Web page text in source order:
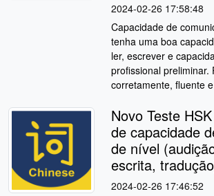
2024-02-26 17:58:48
Capacidade de
tenha uma boa
ler, escrever e
profissional preliminar.
corretamente, fluente
Novo Teste
de capacidade
de nível
escrita,
2024-02-26 17:46:52